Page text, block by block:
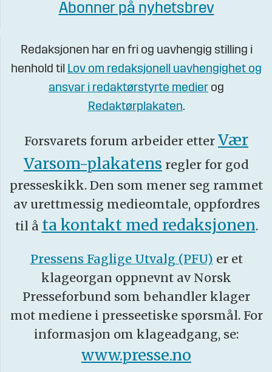
Abonner på nyhetsbrev
Redaksjonen har en fri og uavhengig stilling i
henhold til Lov om redaksjonell uavhengighet og
ansvar i redaktørstyrte medier og
Redaktørplakaten.
Forsvarets forum arbeider etter Vær
Varsom-plakatens regler for god
presseskikk. Den som mener seg rammet
av urettmessig medieomtale, oppfordres
til å ta kontakt med redaksjonen.
Pressens Faglige Utvalg (PFU) er et
klageorgan oppnevnt av Norsk
Presseforbund som behandler klager
mot mediene i presseetiske spørsmål. For
informasjon om klageadgang, se:
www.presse.no